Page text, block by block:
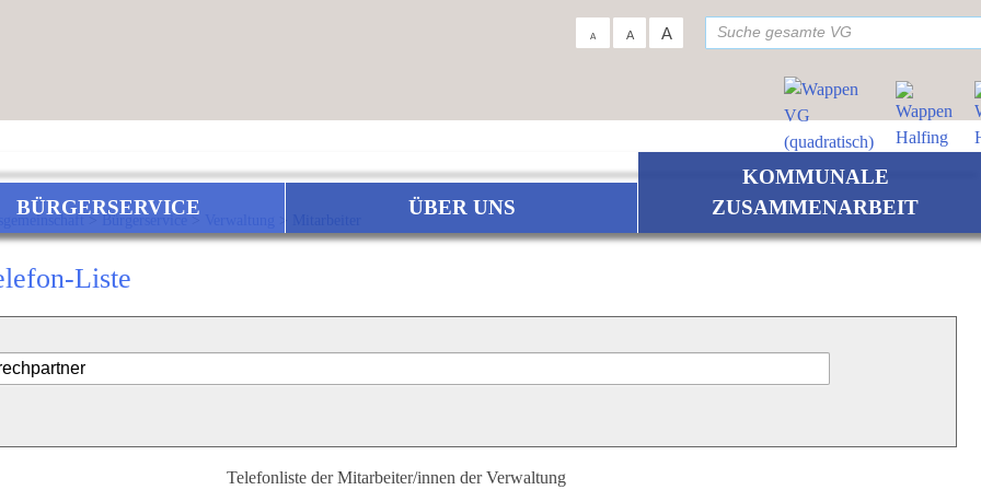
A A A
BÜRGERSERVICE ÜBER UNS
KOMMUNALE
ZUSAMMENARBEIT
>Bürgerservice>
Liste
Telefonliste der Mitarbeiter/innen der Verwaltung